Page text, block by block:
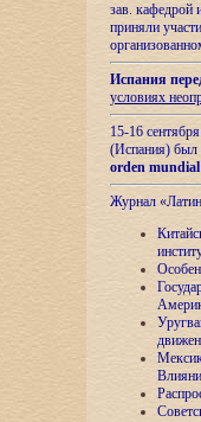
зав.
приняли
Испания
условиях
15-16
(Испания) был
orden
Журнал